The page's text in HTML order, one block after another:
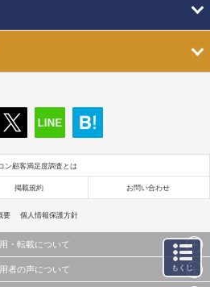
ン顧客満足度調査とは
掲載規約 お問い合わせ
要 個人情報保護方針
・転載について
真、イラスト、画像データ等）及びこれらの配置・
者の声について もくじ